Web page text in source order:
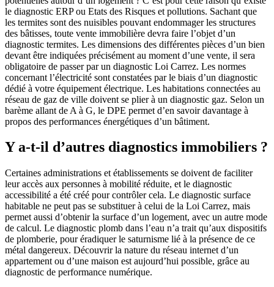
le diagnostic ERP ou Etats des Risques et pollutions. Sachant que
les termites sont des nuisibles pouvant endommager les structures
des bâtisses, toute vente immobilière devra faire l’objet d’un
diagnostic termites. Les dimensions des différentes pièces d’un bien
devant être indiquées précisément au moment d’une vente, il sera
obligatoire de passer par un diagnostic Loi Carrez. Les normes
concernant l’électricité sont constatées par le biais d’un diagnostic
dédié à votre équipement électrique. Les habitations connectées au
réseau de gaz de ville doivent se plier à un diagnostic gaz. Selon un
barème allant de A à G, le DPE permet d’en savoir davantage à
propos des performances énergétiques d’un bâtiment.
Y a-t-il d’autres diagnostics immobiliers ?
Certaines administrations et établissements se doivent de faciliter
leur accès aux personnes à mobilité réduite, et le diagnostic
accessibilité a été créé pour contrôler cela. Le diagnostic surface
habitable ne peut pas se substituer à celui de la Loi Carrez, mais
permet aussi d’obtenir la surface d’un logement, avec un autre mode
de calcul. Le diagnostic plomb dans l’eau n’a trait qu’aux dispositifs
de plomberie, pour éradiquer le saturnisme lié à la présence de ce
métal dangereux. Découvrir la nature du réseau internet d’un
appartement ou d’une maison est aujourd’hui possible, grâce au
diagnostic de performance numérique.